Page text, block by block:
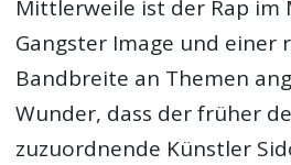
Mittlerweile ist der Rap im
Gangster Image und einer
Bandbreite an Themen
Wunder, dass der früher
zuzuordnende Künstler